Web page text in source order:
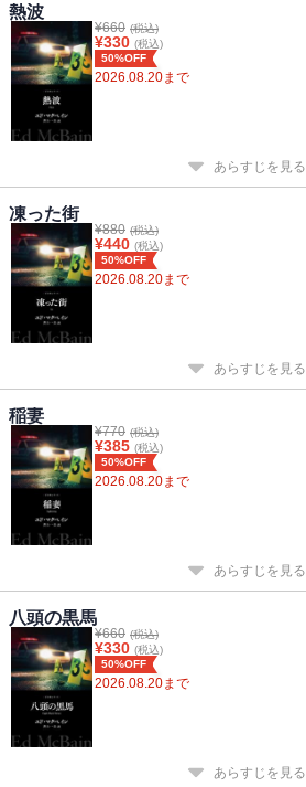
熱波
¥660 (税込)
¥330 (税込)
50%OFF
2026.08.20まで
あらすじを見る
凍った街
¥880 (税込)
¥440 (税込)
50%OFF
2026.08.20まで
あらすじを見る
稲妻
¥770 (税込)
¥385 (税込)
50%OFF
2026.08.20まで
あらすじを見る
八頭の黒馬
¥660 (税込)
¥330 (税込)
50%OFF
2026.08.20まで
あらすじを見る